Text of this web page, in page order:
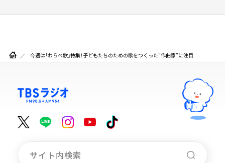
今週は「わらべ歌」特集！子どもたちのための歌をつくった”作曲家”に注目